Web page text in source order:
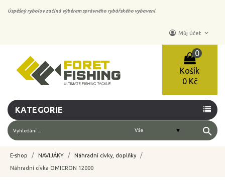
Úspěšný rybolov začíná výběrem správného rybářského vybavení.
Můj účet keyboard_arrow_down
Košík
0
0 Kč
KATEGORIE
search
E-shop NAVIJÁKY Náhradní cívky, doplňky
Náhradní cívka OMICRON 12000